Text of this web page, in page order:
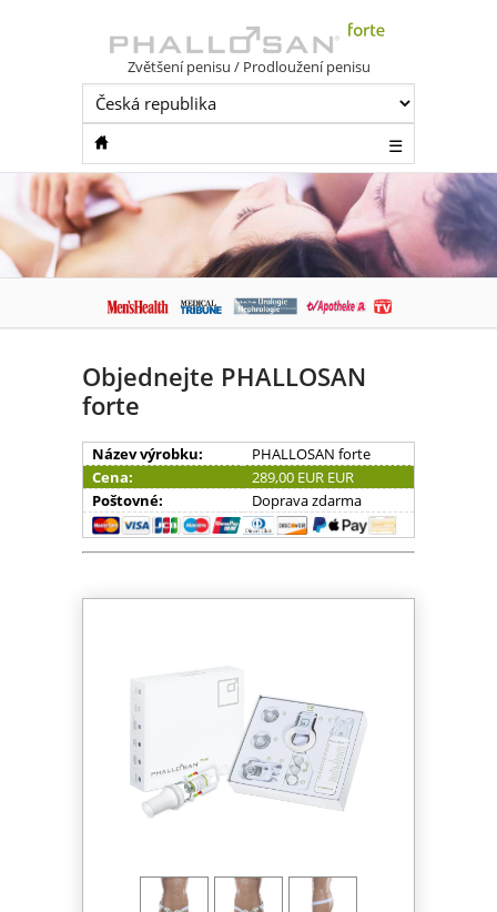
Zvětšení penisu / Prodloužení penisu
☰
Objednejte PHALLOSAN
forte
Název výrobku:
PHALLOSAN forte
Cena:
289,00 EUR EUR
Poštovné:
Doprava zdarma